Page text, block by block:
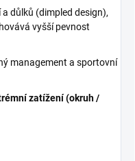
důlků (dimpled design),
vyšší pevnost
management a sportovní
zatížení (okruh /